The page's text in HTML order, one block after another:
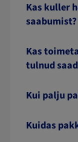
Kas kuller
saabumist?
Kas
tulnud
Kui palju
Kuidas